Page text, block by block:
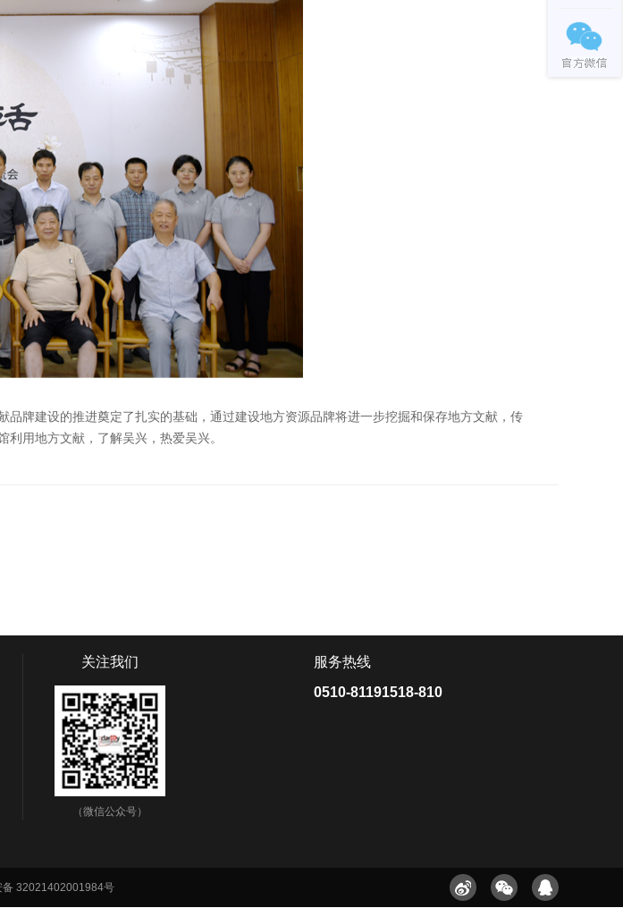
牌建设的推进奠定了扎实的基础，通过建设地方资源品牌将进一步挖掘和保存地方文献，传
用地方文献，了解吴兴，热爱吴兴。
关注我们
（微信公众号）
服务热线
0510-81191518-810
备 32021402001984号